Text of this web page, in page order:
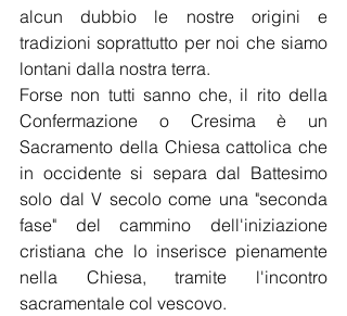
alcun dubbio le nostre origini e
tradizioni soprattutto per noi che siamo
lontani dalla nostra terra.
Forse non tutti sanno che, il rito della
Confermazione o Cresima è un
Sacramento della Chiesa cattolica che
in occidente si separa dal Battesimo
solo dal V secolo come una "seconda
fase" del cammino dell'iniziazione
cristiana che lo inserisce pienamente
nella Chiesa, tramite l'incontro
sacramentale col vescovo.